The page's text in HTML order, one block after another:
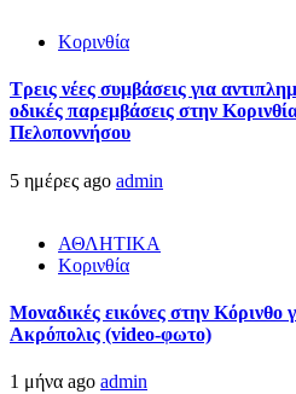
Κορινθία
Τρεις νέες συμβάσεις για
οδικές παρεμβάσεις στην
Πελοποννήσου
5 ημέρες ago admin
ΑΘΛΗΤΙΚΑ
Κορινθία
Μοναδικές εικόνες στην Κόρινθο
Ακρόπολις (video-φωτο)
1 μήνα ago admin